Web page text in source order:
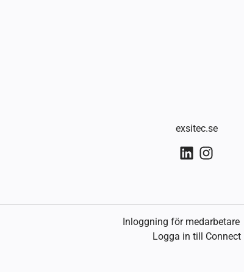
exsitec.se
Inloggning för medarbetare
Logga in till Connect